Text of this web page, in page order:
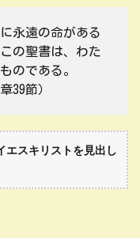
永遠の命がある
の聖書は、わた
のである。
39節）
エスキリストを見出し